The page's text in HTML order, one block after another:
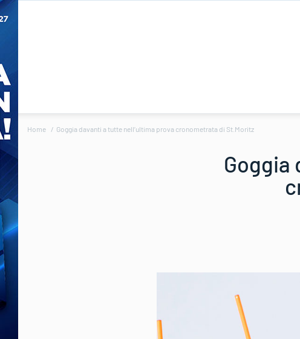
Home Goggia davanti a tutte nell’ultima prova cronometrata di St.Moritz
Goggia